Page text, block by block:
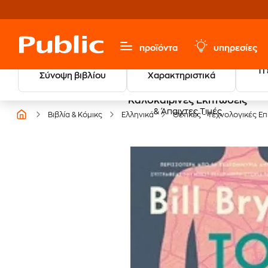
προϊόντα υπηρεσίες
Σύνοψη βιβλίου Χαρακτηριστικά
Τι
Καλοκαιρινές Εκπτώσεις
& Άπαιχτες Τιμές
Βιβλία & Κόμικς Ελληνικά Θετικές - Τεχνολογικές